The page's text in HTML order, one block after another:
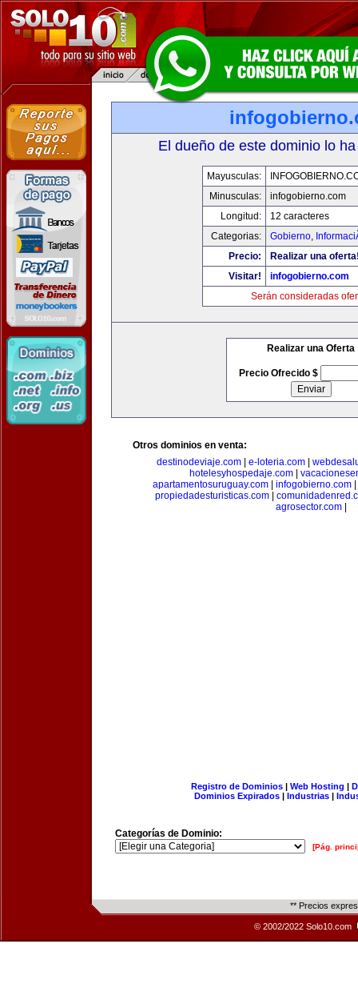
El dueño de este dominio lo
Mayusculas:
Minusculas:
infogobierno.com
Longitud:
12 caracteres
Categorias:
Gobierno,
Precio:
Realizar una
Visitar!
infogobierno.com
Serán consideradas
Realizar una Oferta
Precio Ofrecido $
Otros dominios en venta:
destinodeviaje.com
e-loteria.com
hotelesyhospedaje.com
apartamentosuruguay.com
infogobierno.com
propiedadesturisticas.com|
agrosector.com|
Registro de Dominios| Web Hosting |
Dominios Expirados | Industrias |
Categorías de Dominio:
[Pág.
** Precios
© 2002/2022 Solo10.com